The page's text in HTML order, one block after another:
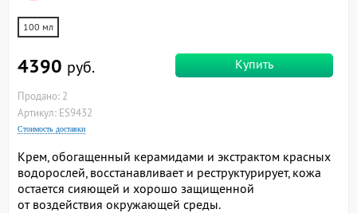
100 мл
4390 руб. Купить
Продано: 2
Артикул: ES9432
Стоимость доставки
Крем, обогащенный керамидами и экстрактом красных
водорослей, восстанавливает и реструктурирует, кожа
остается сияющей и хорошо защищенной
от воздействия окружающей среды.